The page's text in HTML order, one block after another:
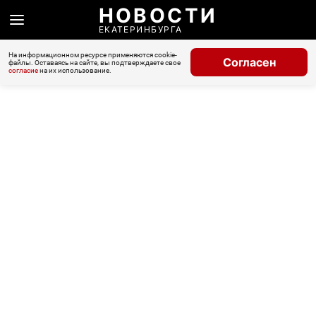
НОВОСТИ
ЕКАТЕРИНБУРГА
На информационном ресурсе применяются cookie-
файлы. Оставаясь на сайте, вы подтверждаете свое
согласиена их использование.
Согласен